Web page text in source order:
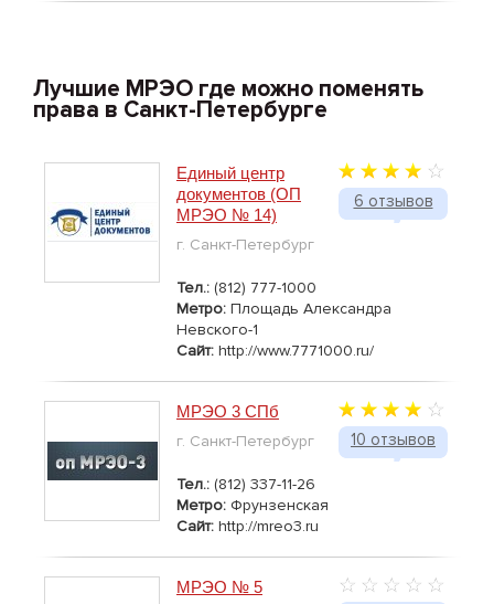
Лучшие МРЭО где можно поменять
права в Санкт-Петербурге
6 отзывов
Единый центр
документов (ОП
МРЭО № 14)
г. Санкт-Петербург
Тел.: (812) 777-1000
Метро: Площадь Александра
Невского-1
Сайт: http://www.7771000.ru/
10 отзывов
МРЭО 3 СПб
г. Санкт-Петербург
Тел.: (812) 337-11-26
Метро: Фрунзенская
Сайт: http://mreo3.ru
МРЭО № 5